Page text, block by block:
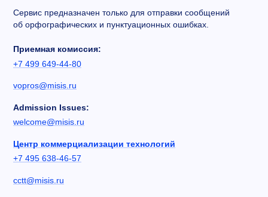
Сервис предназначен только для отправки сообщений
об орфографических и пунктуационных ошибках.
Приемная комиссия:
+7 499 649-44-80
vopros@misis.ru
Admission Issues:
welcome@misis.ru
Центр коммерциализации технологий
+7 495 638-46-57
cctt@misis.ru